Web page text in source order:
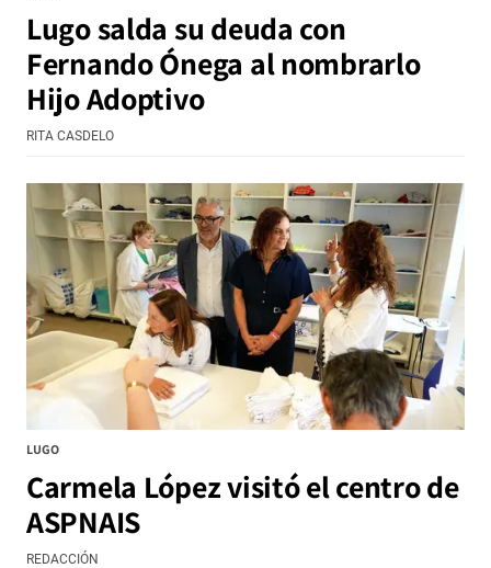
Lugo salda su deuda con
Fernando Ónega al nombrarlo
Hijo Adoptivo
RITA CASDELO
LUGO
Carmela López visitó el centro de
ASPNAIS
REDACCIÓN